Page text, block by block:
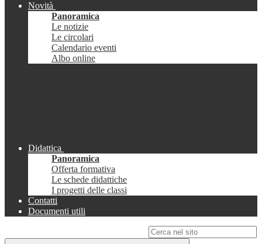
Novità
Panoramica
Le notizie
Le circolari
Calendario eventi
Albo online
Didattica
Panoramica
Offerta formativa
Le schede didattiche
I progetti delle classi
Contatti
Documenti utili